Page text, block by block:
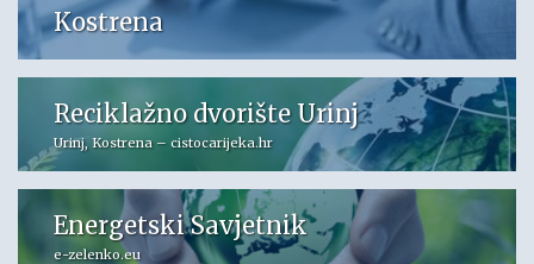
Kostrena
Reciklažno dvorište Urinj
Urinj, Kostrena – cistocarijeka.hr
Energetski Savjetnik
e-zelenko.eu